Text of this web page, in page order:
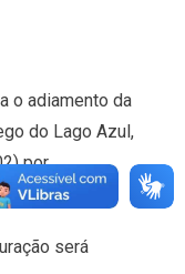
o adiamento da
do Lago Azul,
por
será